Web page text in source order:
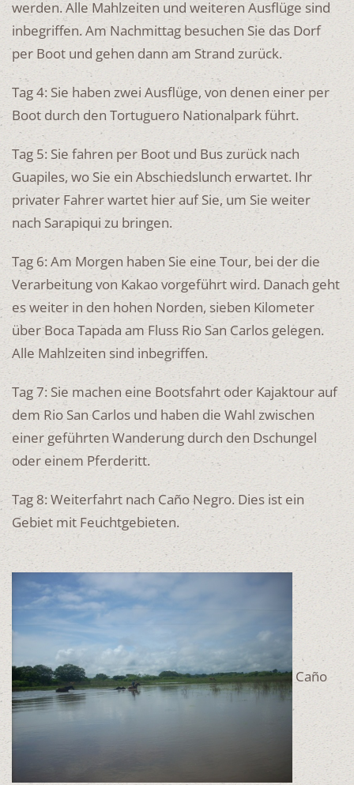
werden. Alle Mahlzeiten und weiteren Ausflüge sind
inbegriffen. Am Nachmittag besuchen Sie das Dorf
per Boot und gehen dann am Strand zurück.
Tag 4: Sie haben zwei Ausflüge, von denen einer per
Boot durch den Tortuguero Nationalpark führt.
Tag 5: Sie fahren per Boot und Bus zurück nach
Guapiles, wo Sie ein Abschiedslunch erwartet. Ihr
privater Fahrer wartet hier auf Sie, um Sie weiter
nach Sarapiqui zu bringen.
Tag 6: Am Morgen haben Sie eine Tour, bei der die
Verarbeitung von Kakao vorgeführt wird. Danach geht
es weiter in den hohen Norden, sieben Kilometer
über Boca Tapada am Fluss Rio San Carlos gelegen.
Alle Mahlzeiten sind inbegriffen.
Tag 7: Sie machen eine Bootsfahrt oder Kajaktour auf
dem Rio San Carlos und haben die Wahl zwischen
einer geführten Wanderung durch den Dschungel
oder einem Pferderitt.
Tag 8: Weiterfahrt nach Caño Negro. Dies ist ein
Gebiet mit Feuchtgebieten.
Caño